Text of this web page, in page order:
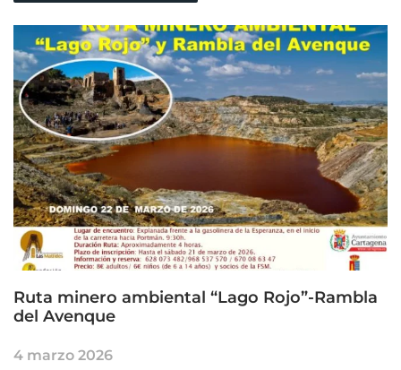
Ruta minero ambiental “Lago Rojo”-Rambla
del Avenque
4 marzo 2026